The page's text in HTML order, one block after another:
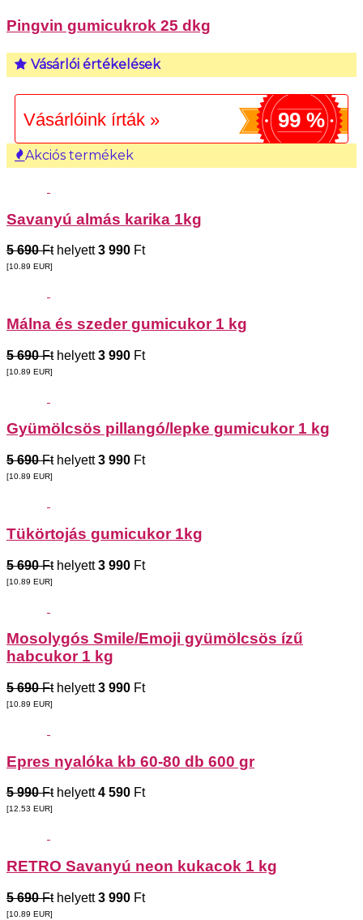
Pingvin gumicukrok 25 dkg
Vásárlói értékelések
Vásárlóink írták » 99 %
Akciós termékek
Savanyú almás karika 1kg
5 690 Fthelyett3 990 Ft
[10.89 EUR]
Málna és szeder gumicukor 1 kg
5 690 Fthelyett3 990 Ft
[10.89 EUR]
Gyümölcsös pillangó/lepke gumicukor 1 kg
5 690 Fthelyett3 990 Ft
[10.89 EUR]
Tükörtojás gumicukor 1kg
5 690 Fthelyett3 990 Ft
[10.89 EUR]
Mosolygós Smile/Emoji gyümölcsös ízű
habcukor 1 kg
5 690 Fthelyett3 990 Ft
[10.89 EUR]
Epres nyalóka kb 60-80 db 600 gr
5 990 Fthelyett4 590 Ft
[12.53 EUR]
RETRO Savanyú neon kukacok 1 kg
5 690 Fthelyett3 990 Ft
[10.89 EUR]